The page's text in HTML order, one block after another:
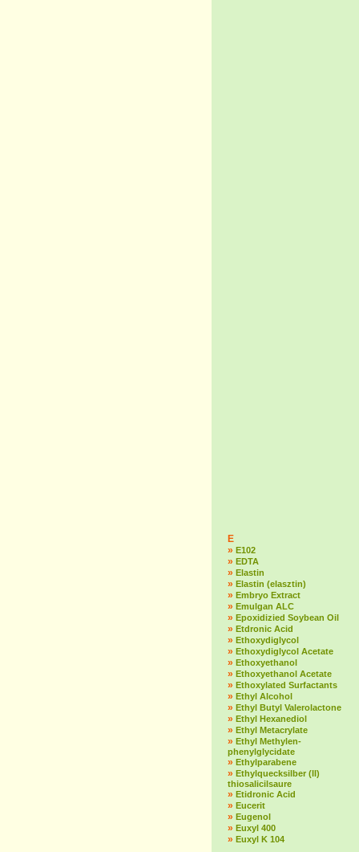
E
» E102
» EDTA
» Elastin
» Elastin (elasztin)
» Embryo Extract
» Emulgan ALC
» Epoxidizied Soybean Oil
» Etdronic Acid
» Ethoxydiglycol
» Ethoxydiglycol Acetate
» Ethoxyethanol
» Ethoxyethanol Acetate
» Ethoxylated Surfactants
» Ethyl Alcohol
» Ethyl Butyl Valerolactone
» Ethyl Hexanediol
» Ethyl Metacrylate
» Ethyl Methylen-
phenylglycidate
» Ethylparabene
» Ethylquecksilber (II)
thiosalicilsaure
» Etidronic Acid
» Eucerit
» Eugenol
» Euxyl 400
» Euxyl K 104